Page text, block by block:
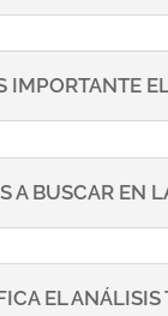
IMPORTANTE
A BUSCAR EN
EL